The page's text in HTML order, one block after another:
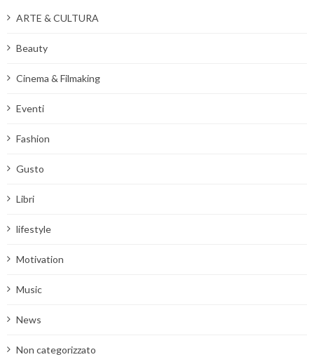
ARTE & CULTURA
Beauty
Cinema & Filmaking
Eventi
Fashion
Gusto
Libri
lifestyle
Motivation
Music
News
Non categorizzato